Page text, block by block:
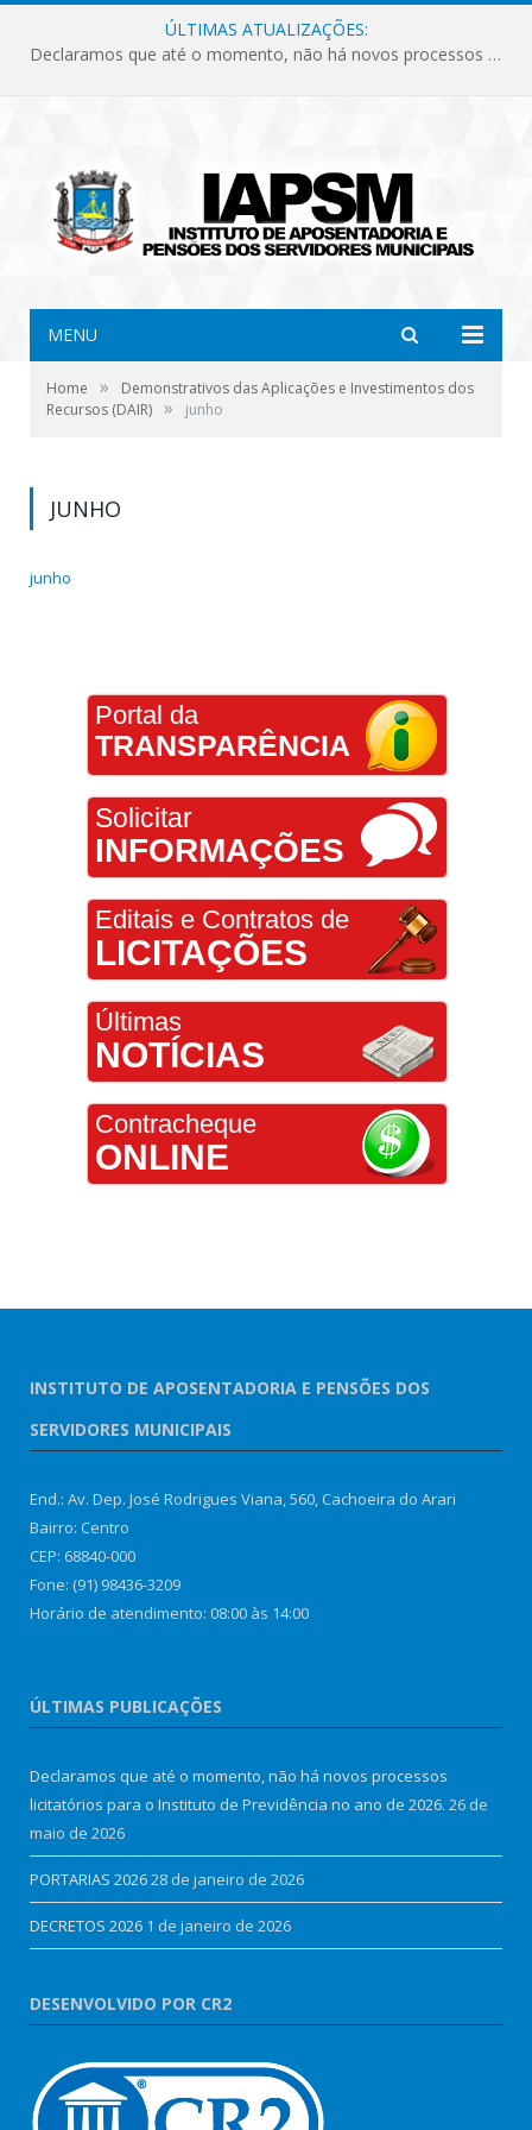
ÚLTIMAS ATUALIZAÇÕES:
Declaramos que até o momento, não há novos processos licitatórios para o Instituto de Previdência no ano de 2026.
MENU
Home »
Demonstrativos das Aplicações e Investimentos dos
Recursos (DAIR) » junho
JUNHO
junho
Portal da
TRANSPARÊNCIA
Solicitar
INFORMAÇÕES
Editais e Contratos de
LICITAÇÕES
Últimas
NOTÍCIAS
Contracheque
ONLINE
INSTITUTO DE APOSENTADORIA E PENSÕES DOS
SERVIDORES MUNICIPAIS
End.: Av. Dep. José Rodrigues Viana, 560, Cachoeira do Arari
Bairro: Centro
CEP: 68840-000
Fone: (91) 98436-3209
Horário de atendimento: 08:00 às 14:00
ÚLTIMAS PUBLICAÇÕES
Declaramos que até o momento, não há novos processos
licitatórios para o Instituto de Previdência no ano de 2026. 26 de
maio de 2026
PORTARIAS 202628 de janeiro de 2026
DECRETOS 2026 1 de janeiro de 2026
DESENVOLVIDO POR CR2